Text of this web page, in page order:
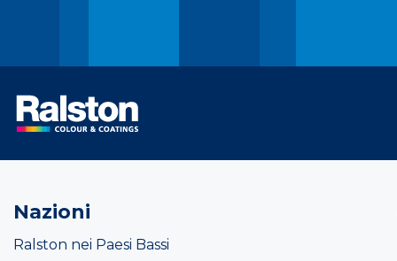
Nazioni
Ralston nei Paesi Bassi